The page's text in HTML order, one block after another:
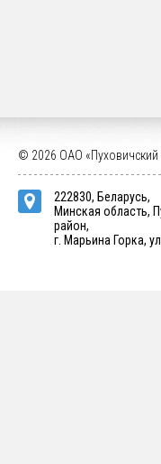
© 2026 ОАО «Пуховичский
222830, Беларусь,
Минская область,
район,
г. Марьина Горка,